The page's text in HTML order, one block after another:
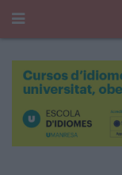
Cerca
Temes del Pou